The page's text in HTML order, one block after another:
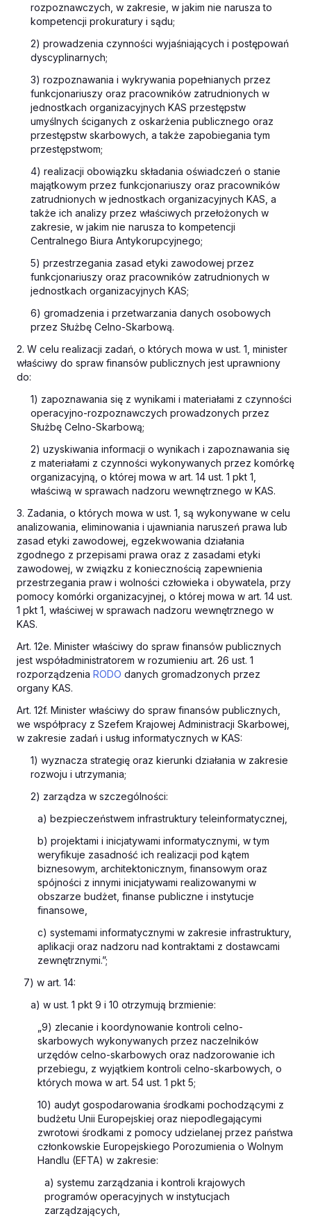
rozpoznawczych, w zakresie, w jakim nie narusza to
kompetencji prokuratury i sądu;
2) prowadzenia czynności wyjaśniających i postępowań
dyscyplinarnych;
3) rozpoznawania i wykrywania popełnianych przez
funkcjonariuszy oraz pracowników zatrudnionych w
jednostkach organizacyjnych KAS przestępstw
umyślnych ściganych z oskarżenia publicznego oraz
przestępstw skarbowych, a także zapobiegania tym
przestępstwom;
4) realizacji obowiązku składania oświadczeń o stanie
majątkowym przez funkcjonariuszy oraz pracowników
zatrudnionych w jednostkach organizacyjnych KAS, a
także ich analizy przez właściwych przełożonych w
zakresie, w jakim nie narusza to kompetencji
Centralnego Biura Antykorupcyjnego;
5) przestrzegania zasad etyki zawodowej przez
funkcjonariuszy oraz pracowników zatrudnionych w
jednostkach organizacyjnych KAS;
6) gromadzenia i przetwarzania danych osobowych
przez Służbę Celno-Skarbową.
2. W celu realizacji zadań, o których mowa w ust. 1, minister
właściwy do spraw finansów publicznych jest uprawniony
do:
1) zapoznawania się z wynikami i materiałami z czynności
operacyjno-rozpoznawczych prowadzonych przez
Służbę Celno-Skarbową;
2) uzyskiwania informacji o wynikach i zapoznawania się
z materiałami z czynności wykonywanych przez komórkę
organizacyjną, o której mowa w art. 14 ust. 1 pkt 1,
właściwą w sprawach nadzoru wewnętrznego w KAS.
3. Zadania, o których mowa w ust. 1, są wykonywane w celu
analizowania, eliminowania i ujawniania naruszeń prawa lub
zasad etyki zawodowej, egzekwowania działania
zgodnego z przepisami prawa oraz z zasadami etyki
zawodowej, w związku z koniecznością zapewnienia
przestrzegania praw i wolności człowieka i obywatela, przy
pomocy komórki organizacyjnej, o której mowa w art. 14 ust.
1 pkt 1, właściwej w sprawach nadzoru wewnętrznego w
KAS.
Art. 12e. Minister właściwy do spraw finansów publicznych
jest współadministratorem w rozumieniu art. 26 ust. 1
rozporządzenia RODO danych gromadzonych przez
organy KAS.
Art. 12f. Minister właściwy do spraw finansów publicznych,
we współpracy z Szefem Krajowej Administracji Skarbowej,
w zakresie zadań i usług informatycznych w KAS:
1) wyznacza strategię oraz kierunki działania w zakresie
rozwoju i utrzymania;
2) zarządza w szczególności:
a) bezpieczeństwem infrastruktury teleinformatycznej,
b) projektami i inicjatywami informatycznymi, w tym
weryfikuje zasadność ich realizacji pod kątem
biznesowym, architektonicznym, finansowym oraz
spójności z innymi inicjatywami realizowanymi w
obszarze budżet, finanse publiczne i instytucje
finansowe,
c) systemami informatycznymi w zakresie infrastruktury,
aplikacji oraz nadzoru nad kontraktami z dostawcami
zewnętrznymi.”;
7) w art. 14:
a) w ust. 1 pkt 9 i 10 otrzymują brzmienie:
„9) zlecanie i koordynowanie kontroli celno-
skarbowych wykonywanych przez naczelników
urzędów celno-skarbowych oraz nadzorowanie ich
przebiegu, z wyjątkiem kontroli celno-skarbowych, o
których mowa w art. 54 ust. 1 pkt 5;
10) audyt gospodarowania środkami pochodzącymi z
budżetu Unii Europejskiej oraz niepodlegającymi
zwrotowi środkami z pomocy udzielanej przez państwa
członkowskie Europejskiego Porozumienia o Wolnym
Handlu (EFTA) w zakresie:
a) systemu zarządzania i kontroli krajowych
programów operacyjnych w instytucjach
zarządzających,